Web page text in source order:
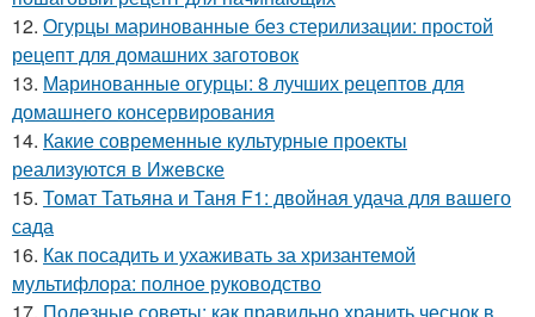
12. Огурцы маринованные без стерилизации: простой
рецепт для домашних заготовок
13. Маринованные огурцы: 8 лучших рецептов для
домашнего консервирования
14. Какие современные культурные проекты
реализуются в Ижевске
15. Томат Татьяна и Таня F1: двойная удача для вашего
сада
16. Как посадить и ухаживать за хризантемой
мультифлора: полное руководство